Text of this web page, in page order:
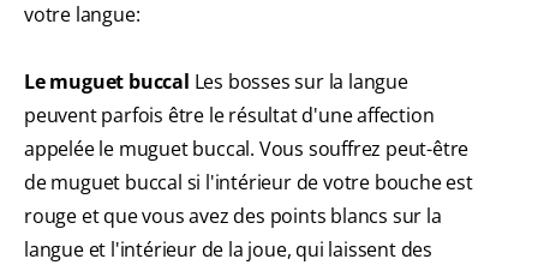
votre langue:
Le muguet buccal Les bosses sur la langue
peuvent parfois être le résultat d'une affection
appelée le muguet buccal. Vous souffrez peut-être
de muguet buccal si l'intérieur de votre bouche est
rouge et que vous avez des points blancs sur la
langue et l'intérieur de la joue, qui laissent des